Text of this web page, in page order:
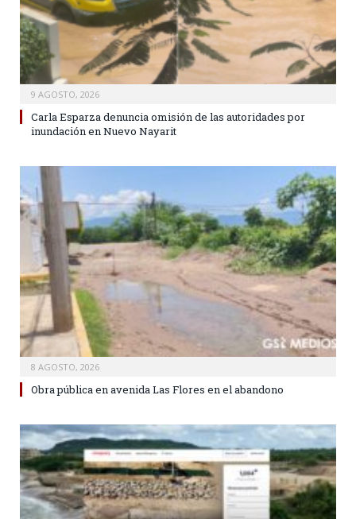
9 AGOSTO, 2026
Carla Esparza denuncia omisión de las autoridades por
inundación en Nuevo Nayarit
8 AGOSTO, 2026
Obra pública en avenida Las Flores en el abandono